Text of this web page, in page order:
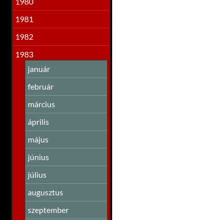
1981
1982
1983
január
február
március
április
május
június
július
augusztus
szeptember